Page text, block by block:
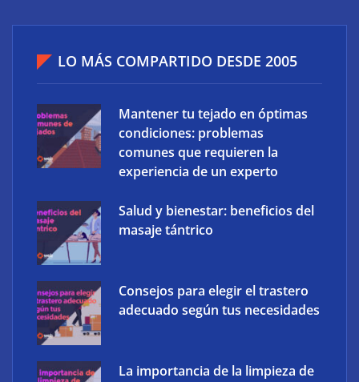
LO MÁS COMPARTIDO DESDE 2005
Mantener tu tejado en óptimas
condiciones: problemas
comunes que requieren la
experiencia de un experto
Salud y bienestar: beneficios del
masaje tántrico
Consejos para elegir el trastero
adecuado según tus necesidades
La importancia de la limpieza de